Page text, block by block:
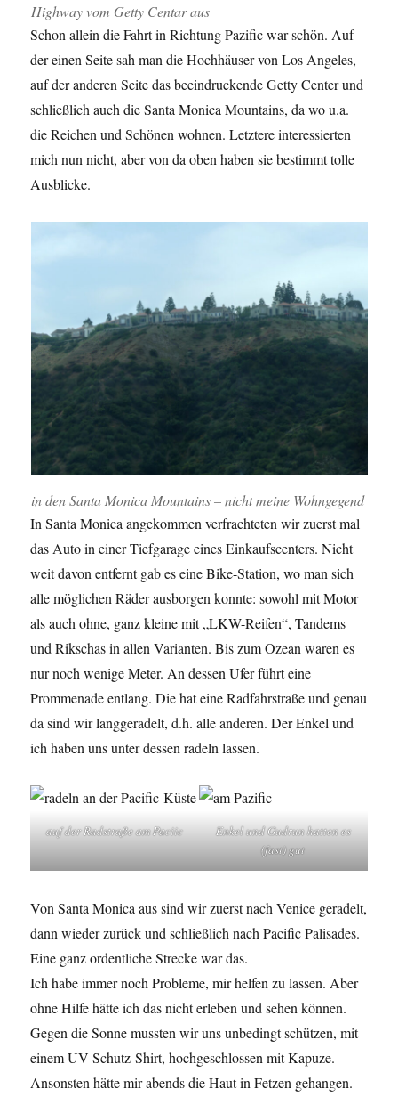
Highway vom Getty Centar aus
Schon allein die Fahrt in Richtung Pazific war schön. Auf
der einen Seite sah man die Hochhäuser von Los Angeles,
auf der anderen Seite das beeindruckende Getty Center und
schließlich auch die Santa Monica Mountains, da wo u.a.
die Reichen und Schönen wohnen. Letztere interessierten
mich nun nicht, aber von da oben haben sie bestimmt tolle
Ausblicke.
in den Santa Monica Mountains – nicht meine Wohngegend
In Santa Monica angekommen verfrachteten wir zuerst mal
das Auto in einer Tiefgarage eines Einkaufscenters. Nicht
weit davon entfernt gab es eine Bike-Station, wo man sich
alle möglichen Räder ausborgen konnte: sowohl mit Motor
als auch ohne, ganz kleine mit „LKW-Reifen“, Tandems
und Rikschas in allen Varianten. Bis zum Ozean waren es
nur noch wenige Meter. An dessen Ufer führt eine
Prommenade entlang. Die hat eine Radfahrstraße und genau
da sind wir langgeradelt, d.h. alle anderen. Der Enkel und
ich haben uns unter dessen radeln lassen.
auf der Radstraße am Paciic
Enkel und Gudrun hatten es
(fast) gut
Von Santa Monica aus sind wir zuerst nach Venice geradelt,
dann wieder zurück und schließlich nach Pacific Palisades.
Eine ganz ordentliche Strecke war das.
Ich habe immer noch Probleme, mir helfen zu lassen. Aber
ohne Hilfe hätte ich das nicht erleben und sehen können.
Gegen die Sonne mussten wir uns unbedingt schützen, mit
einem UV-Schutz-Shirt, hochgeschlossen mit Kapuze.
Ansonsten hätte mir abends die Haut in Fetzen gehangen.